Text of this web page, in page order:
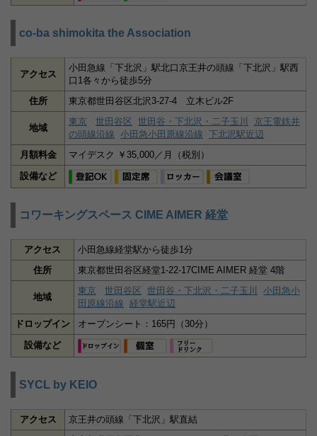
co-ba shimokita the Association
アクセス
小田急線「下北沢」駅北口京王井の頭線「下北沢」駅西
口1各々から徒歩5分
住所
東京都世田谷区北沢3-27-4 立木ビル2F
地域
東京 世田谷区 世田谷・下北沢・二子玉川
京王電鉄井
の頭線沿線 小田急小田原線沿線 下北沢駅近辺
月額料金
マイデスク ￥35,000／月（税別）
設備など
コワーキングスペース CIME AIMER 経堂
アクセス
小田急線経堂駅から徒歩1分
住所
東京都世田谷区経堂1-22-17CIME AIMER 経堂 4階
地域
東京 世田谷区 世田谷・下北沢・二子玉川
小田急小
田原線沿線 経堂駅近辺
ドロップイン
オープンシート：165円（30分）
設備など
SYCL by KEIO
アクセス
京王井の頭線「下北沢」駅直結